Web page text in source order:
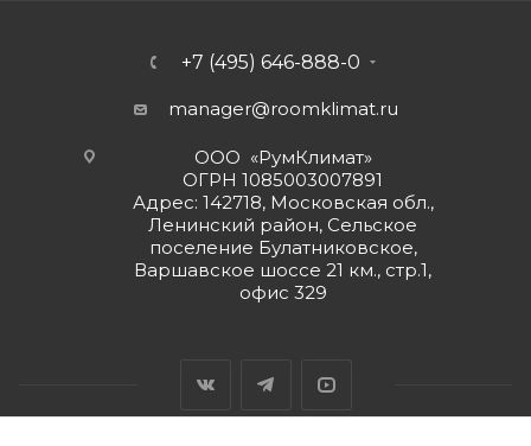
+7 (495) 646-888-0
manager@roomklimat.ru
ООО «РумКлимат»
ОГРН 1085003007891
Адрес: 142718, Московская обл.,
Ленинский район, Сельское
поселение Булатниковское,
Варшавское шоссе 21 км., стр.1,
офис 329